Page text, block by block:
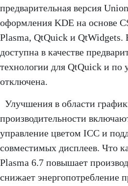
предварительная версия
оформления KDE на основе
Plasma, QtQuick и QtWidgets.
доступна в качестве
технологии для QtQuick и по
отключена.
Улучшения в области
производительности
управление цветом ICC и
совместимых дисплеев. Что
Plasma 6.7 повышает
снижает энергопотребление